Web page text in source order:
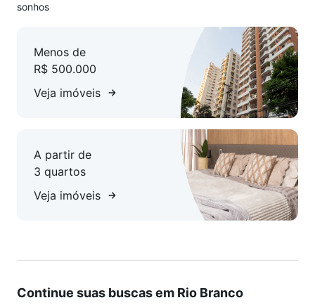
sonhos
Menos de
R$ 500.000
Veja imóveis
A partir de
3 quartos
Veja imóveis
Continue suas buscas em Rio Branco